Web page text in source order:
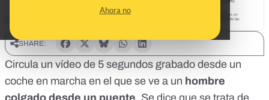
Ahora no
SHARE:
Circula un vídeo de 5 segundos grabado desde un
coche en marcha en el que se ve a un hombre
colgado desde un puente. Se dice que se trata de